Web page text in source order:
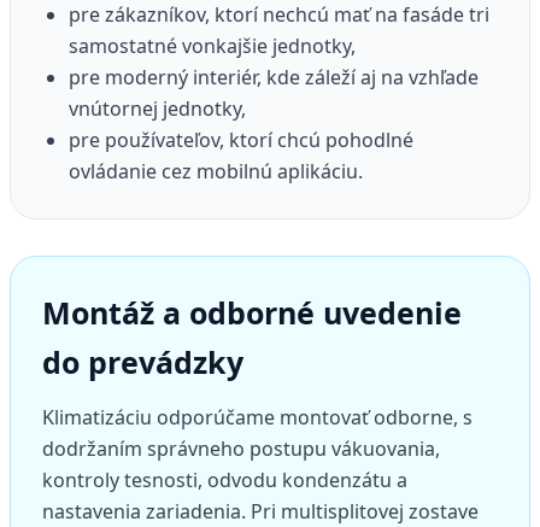
pre zákazníkov, ktorí nechcú mať na fasáde tri
samostatné vonkajšie jednotky,
pre moderný interiér, kde záleží aj na vzhľade
vnútornej jednotky,
pre používateľov, ktorí chcú pohodlné
ovládanie cez mobilnú aplikáciu.
Montáž a odborné uvedenie
do prevádzky
Klimatizáciu odporúčame montovať odborne, s
dodržaním správneho postupu vákuovania,
kontroly tesnosti, odvodu kondenzátu a
nastavenia zariadenia. Pri multisplitovej zostave